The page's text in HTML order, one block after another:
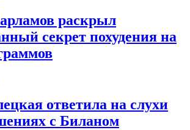
раскрыл
секрет похудения на
ответила на слухи
с Биланом